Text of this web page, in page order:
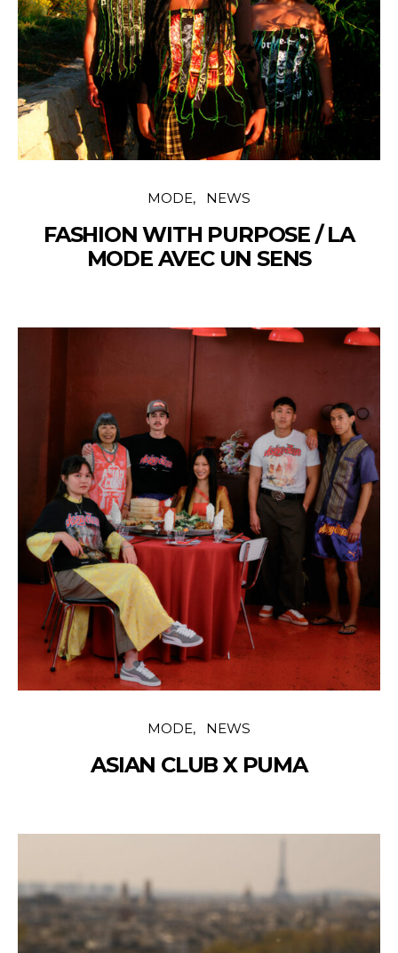
MODE NEWS
FASHION WITH PURPOSE / LA
MODE AVEC UN SENS
MODE NEWS
ASIAN CLUB X PUMA